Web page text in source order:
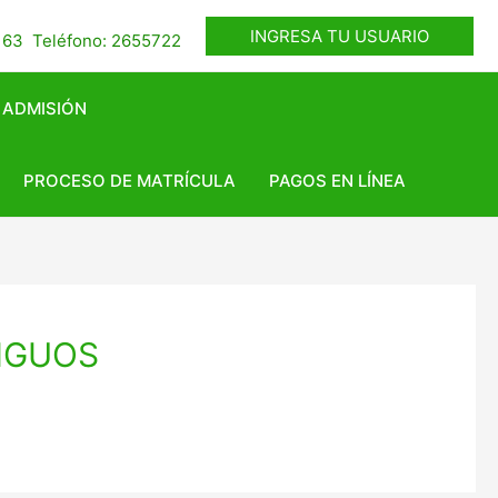
Teléfono: 2655722 INGRESA TU USUARIO
PROCESO DE MATRÍCULA PAGOS EN LÍNEA